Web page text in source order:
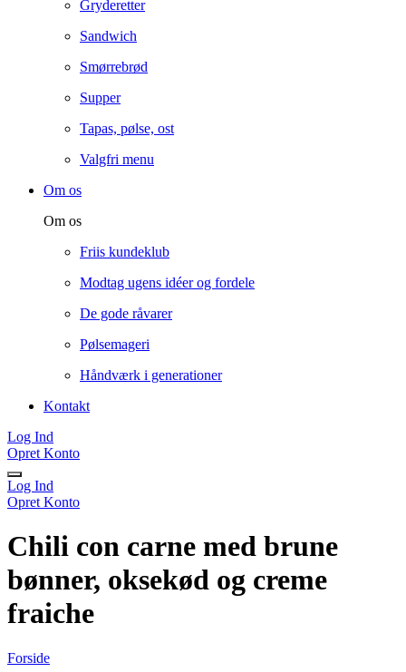
Gryderetter
Sandwich
Smørrebrød
Supper
Tapas, pølse, ost
Valgfri menu
Om os
Om os
Friis kundeklub
Modtag ugens idéer og fordele
De gode råvarer
Pølsemageri
Håndværk i generationer
Kontakt
Log Ind
Opret Konto
Log Ind
Opret Konto
Chili con carne med brune
bønner, oksekød og creme
fraiche
Forside